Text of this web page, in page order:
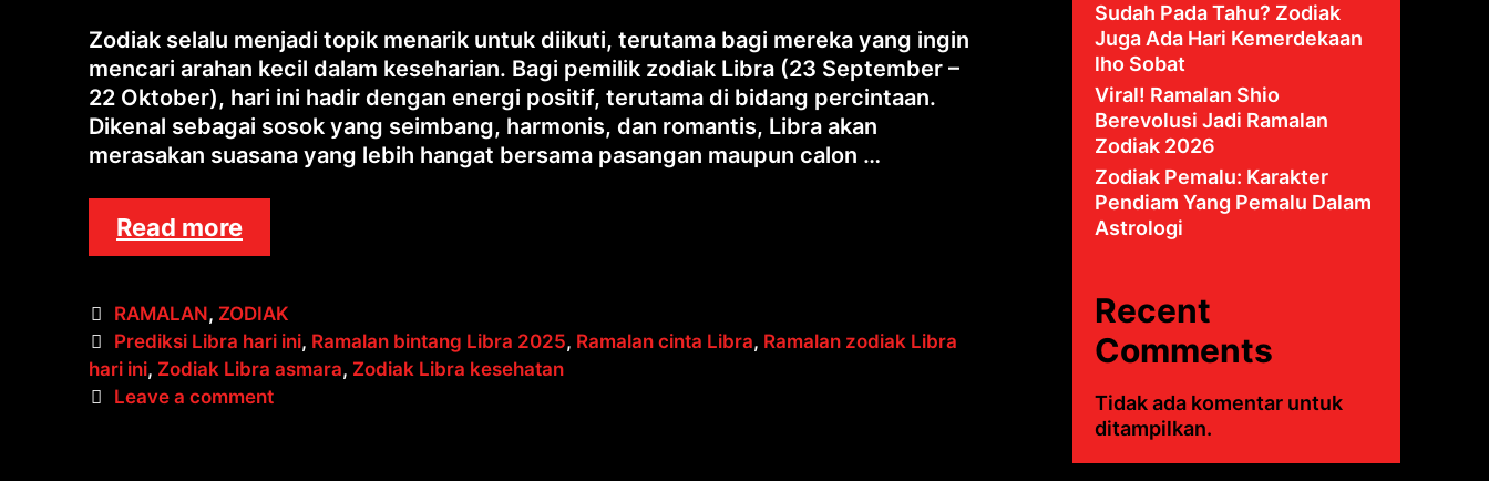
Zodiak selalu menjadi topik menarik untuk diikuti, terutama bagi mereka yang ingin
mencari arahan kecil dalam keseharian. Bagi pemilik zodiak Libra (23 September –
22 Oktober), hari ini hadir dengan energi positif, terutama di bidang percintaan.
Dikenal sebagai sosok yang seimbang, harmonis, dan romantis, Libra akan
merasakan suasana yang lebih hangat bersama pasangan maupun calon …
Read moreRamalan
Zodiak
Hari
Ini:
Hubungan
Asmara
Categories
RAMALAN, ZODIAK
Tags
Prediksi Libra hari ini, Ramalan bintang Libra 2025, Ramalan cinta Libra, Ramalan zodiak Libra
hari ini, Zodiak Libra asmara, Zodiak Libra kesehatan
Leave a comment
Sudah Pada Tahu? Zodiak
Juga Ada Hari Kemerdekaan
lho Sobat
Viral! Ramalan Shio
Berevolusi Jadi Ramalan
Zodiak 2026
Zodiak Pemalu: Karakter
Pendiam Yang Pemalu Dalam
Astrologi
Recent
Comments
Tidak ada komentar untuk
ditampilkan.